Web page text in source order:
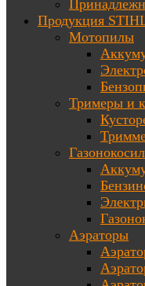
Продукция
Мотопилы
Тримеры и
Аэраторы